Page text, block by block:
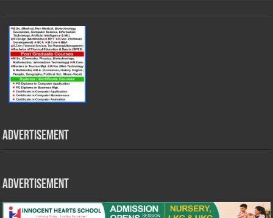
Advertisement
Advertisement